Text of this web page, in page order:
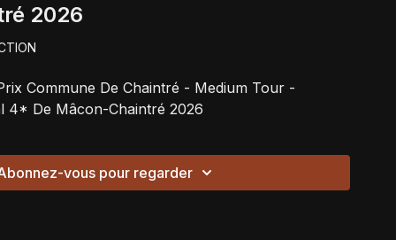
2026
Commune De Chaintré - Medium Tour -
4* De Mâcon-Chaintré 2026
vous pour regarder